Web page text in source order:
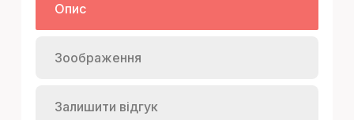
Опис
Зоображення
Залишити відгук